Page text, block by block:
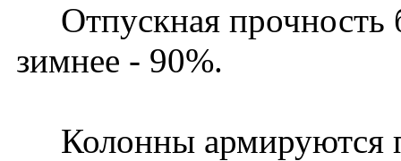
Отпускная прочность
зимнее - 90%.
Колонны армируются